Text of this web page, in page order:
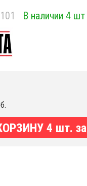
В наличии 4 шт
4 шт. за